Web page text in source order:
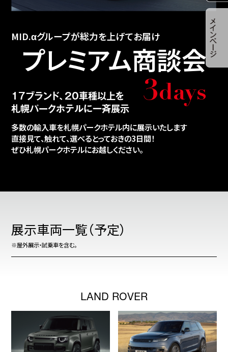
MID.αグループが総力を上げてお届け
プレミアム商談会
3days
17ブランド、20車種以上を
札幌パークホテルに一斉展示
多数の輸入車を札幌パークホテル内に展示いたします
直接見て、触れて、選べるとっておきの3日間！
ぜひ札幌パークホテルにお越しください。
展示車両一覧（予定）
※屋外展示・試乗車を含む。
LAND ROVER